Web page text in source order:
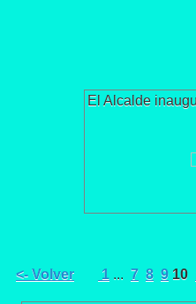
El Alcalde
<- Volver 1 ... 7 8 9 10